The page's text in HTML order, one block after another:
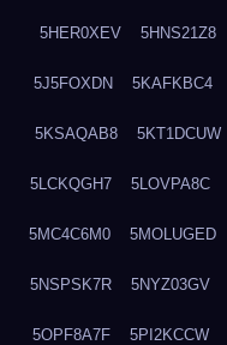
5HER0XEV 5HNS21Z8
5J5FOXDN 5KAFKBC4
5KSAQAB8 5KT1DCUW
5LCKQGH7 5LOVPA8C
5MC4C6M0 5MOLUGED
5NSPSK7R 5NYZ03GV
5OPF8A7F 5PI2KCCW